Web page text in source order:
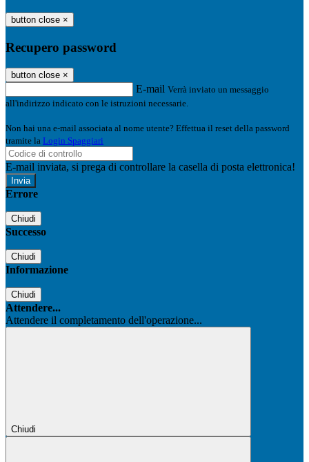
button close ×
Recupero password
button close ×
E-mail Verrà inviato un messaggio
all'indirizzo indicato con le istruzioni necessarie.
Non hai una e-mail associata al nome utente? Effettua il reset della password
tramite la Login Spaggiari
E-mail inviata, si prega di controllare la casella di posta elettronica!
Errore
Chiudi
Successo
Chiudi
Informazione
Chiudi
Attendere...
Attendere il completamento dell'operazione...
Chiudi